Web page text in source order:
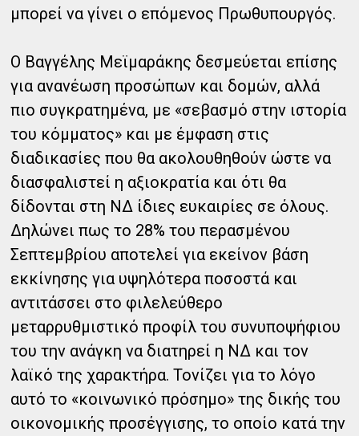
μπορεί να γίνει ο επόμενος Πρωθυπουργός.
Ο Βαγγέλης Μεϊμαράκης δεσμεύεται επίσης
για ανανέωση προσώπων και δομών, αλλά
πιο συγκρατημένα, με «σεβασμό στην ιστορία
του κόμματος» και με έμφαση στις
διαδικασίες που θα ακολουθηθούν ώστε να
διασφαλιστεί η αξιοκρατία και ότι θα
δίδονται στη ΝΔ ίδιες ευκαιρίες σε όλους.
Δηλώνει πως το 28% του περασμένου
Σεπτεμβρίου αποτελεί για εκείνον βάση
εκκίνησης για υψηλότερα ποσοστά και
αντιτάσσει στο φιλελεύθερο
μεταρρυθμιστικό προφίλ του συνυποψήφιου
του την ανάγκη να διατηρεί η ΝΔ και τον
λαϊκό της χαρακτήρα. Τονίζει για το λόγο
αυτό το «κοινωνικό πρόσημο» της δικής του
οικονομικής προσέγγισης, το οποίο κατά την